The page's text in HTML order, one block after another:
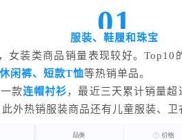
01
服装、鞋履和珠宝
女装类商品销量表现较好。Top10
闲裤、短款T恤等热销单品。
款连帽衬衫，最近三天累计销量
外热销服装商品还有儿童服装、卫